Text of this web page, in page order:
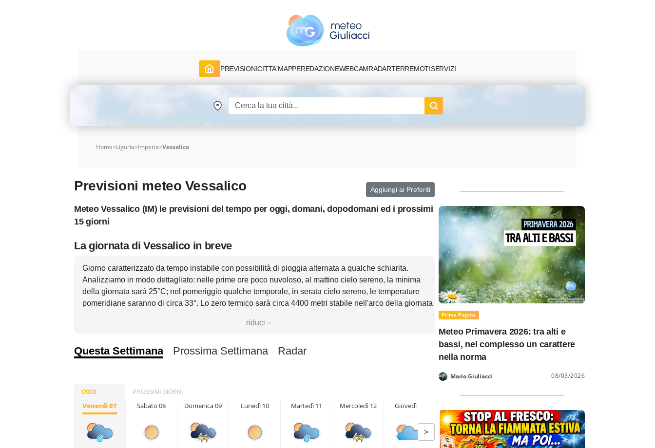
PREVISIONICITTA'MAPPEREDAZIONEWEBCAMRADARTERREMOTISERVIZI
Home>Liguria>Imperia>Vessalico
Previsioni meteo Vessalico Aggiungi ai Preferiti
Meteo Vessalico (IM) le previsioni del tempo per oggi, domani, dopodomani ed i prossimi
15 giorni
La giornata di Vessalico in breve
Giorno caratterizzato da tempo instabile con possibilità di pioggia alternata a qualche schiarita.
Analizziamo in modo dettagliato: nelle prime ore poco nuvoloso, al mattino cielo sereno, la minima
della giornata sarà 25°C; nel pomeriggio qualche temporale, in serata cielo sereno, le temperature
pomeridiane saranno di circa 33°. Lo zero termico sarà circa 4400 metri stabile nell'arco della giornata
riduci
Questa Settimana Prossima Settimana Radar
OGGI PROSSIMI GIORNI
Venerdì 07 Sabato 08 Domenica 09 Lunedì 10 Martedì 11 Mercoledì 12 Giovedì 13
>
Prima Pagina
Meteo Primavera 2026: tra alti e
bassi, nel complesso un carattere
nella norma
Mario Giuliacci 08/03/2026